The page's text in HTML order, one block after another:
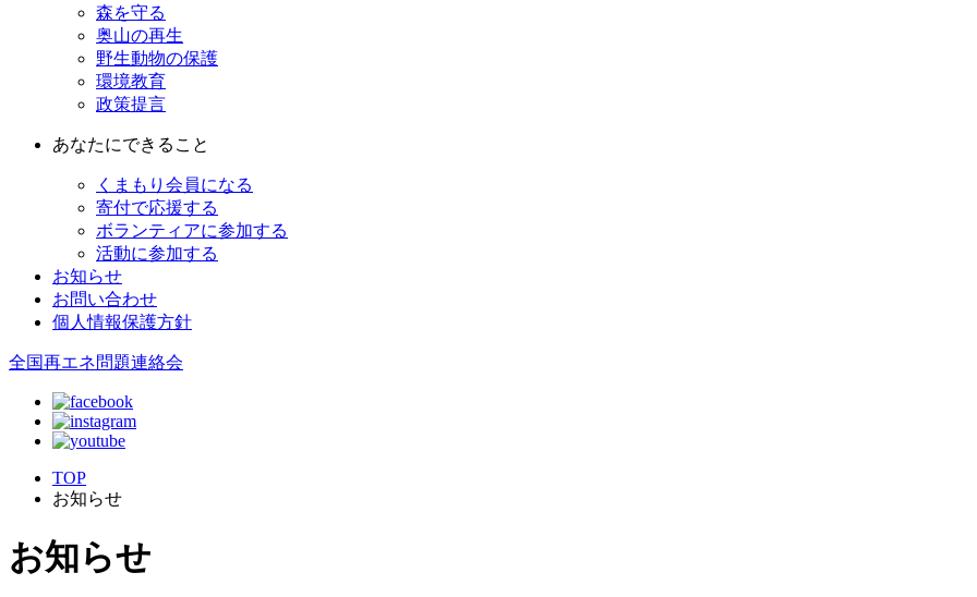
森を守る
奥山の再生
野生動物の保護
環境教育
政策提言
あなたにできること
くまもり会員になる
寄付で応援する
ボランティアに参加する
活動に参加する
お知らせ
お問い合わせ
個人情報保護方針
全国再エネ問題連絡会
TOP
お知らせ
お知らせ